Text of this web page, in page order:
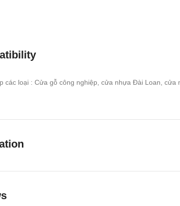
các loại : Cửa gỗ công nghiệp, cửa nhựa Đài Loan,